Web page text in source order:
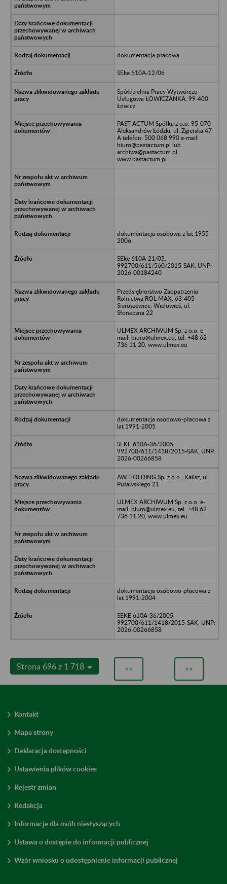
dokumentacja płacowa
SEke 610A-12/06
Spółdzielnia Pracy Wytwórczo-
Usługowa ŁOWICZANKA, 99-400
Łowicz
PAST ACTUM Spółka z o.o. 95-070
Aleksandrów Łódzki, ul. Zgierska 47
A telefon: 500 068 990 e-mail:
biuro@pastactum.pl lub
archiwa@pastactum.pl
www.pastactum.pl
dokumentacja osobowa z lat 1955-
2006
SEke 610A-21/05,
992700/611/560/2015-SAK, UNP:
2026-00184240
Przedsiębiorstwo Zaopatrzenia
Rolnictwa ROL MAX, 63-405
Sieroszewice, Wielowieś, ul.
Słoneczna 22
ULMEX ARCHIWUM Sp. z o.o. e-
mail: biuro@ulmex.eu, tel. +48 62
736 11 20, www.ulmex.eu
dokumentacja osobowo-płacowa z
lat 1991-2005
SEKE 610A-36/2005,
992700/611/1418/2015-SAK, UNP:
2026-00266858
AW HOLDING Sp. z o.o., Kalisz, ul.
Puławskiego 21
ULMEX ARCHIWUM Sp. z o.o. e-
mail: biuro@ulmex.eu, tel. +48 62
736 11 20, www.ulmex.eu
dokumentacja osobowo-płacowa z
lat 1991-2004
SEKE 610A-36/2005,
992700/611/1418/2015-SAK, UNP:
2026-00266858
Strona 696 z 1 718 << >>
Kontakt
Mapa strony
Deklaracja dostępności
Ustawienia plików cookies
Rejestr zmian
Redakcja
Informacje dla osób niesłyszących
Ustawa o dostępie do informacji publicznej
Wzór wniosku o udostępnienie informacji publicznej